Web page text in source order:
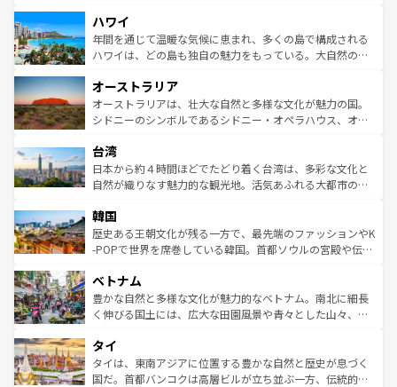
ば市内交通費無料で観光を楽しむこともできる。 なお、新
着のスイス情報はコンテンツ一覧 を参照してほしい。
のような巨大都市は、観光、ショッピング、エンターテイ
ンメントが詰まった刺激的なスポットだ。一方、アメリカ
西部には大自然が広がり、グランドキャニオンやイエロー
部のニューオーリンズでは、音楽と美食が融合した独特の
文化が魅力。旅行者はアメリカの各地域で異なる魅力を楽
しみながら、その多様性と豊かな歴史を感じることができ
ならではの贅沢な旅のスタイルだ。 なお、新着のアメリカ
情報はコンテンツ一覧を参照してほしい。
ハワイ
年間を通じて温暖な気候に恵まれ、多くの島で構成される
ハワイは、どの島も独自の魅力をもっている。大自然の神
ワイ島は見逃せない。また、定番の観光地といえばオアフ
島だが、静かな自然を求めるならマウイ島やカウアイ島が
おすすめ。エメラルドグリーンに輝く海をはじめ、豊かな
れるおもてなしの心で訪れる人々を迎えてくれるハワイの
人々、おいしいローカルフードやハワイアンミュージッ
ク、伝統的なフラダンスなど、すべてがハワイの魅力を彩
ワイを、存分に味わってほしい。 なお、新着のハワイ情報
はコンテンツ一覧を参照してほしい。
オーストラリア
オーストラリアは、壮大な自然と多様な文化が魅力の国。
シドニーのシンボルであるシドニー・オペラハウス、オー
リアリーフや大陸中央部にそびえるウルル（エアーズロッ
ク）、タスマニアの美しい原生林やケアンズの熱帯雨林な
ど、見どころがたくさん。また、カフェやワイン、オージ
いる。アクティビティも充実しており、サーフィンやダイ
ビング、ハイキングなど、アウトドア好きにはたまらな
い。オーストラリアの多彩な魅力を存分に味わいつくそ
参照してほしい。
台湾
日本から約４時間ほどでたどり着く台湾は、多彩な文化と
自然が織りなす魅力的な観光地。活気あふれる大都市の台
ン）、静ひつな山岳地帯である台湾東部など、都市の喧騒
と山間の静けさが共存しており、訪れる人に新しい発見と
驚きをもたらしてくれる。また、奥深い台湾の食文化も魅
容にもいいと評判のスイーツなど、バラエティ豊かな料理
が味わえる。 なお、新着の台湾情報は コンテンツ一覧を参
照してほしい。
韓国
歴史ある王朝文化が残る一方で、最先端のファッションやK
-POPで世界を席巻している韓国。首都ソウルの宮殿や伝統
き、地方に足を延ばせば四季折々の自然美を楽しむことが
できる。そして、キムチや焼肉、絶品のストリートフード
まで、さまざまな韓国料理が待っている。夜には、韓国な
リティに包まれながら、韓国の多彩な魅力を心ゆくまで味
わってみてほしい。 なお、新着の韓国情報はコンテンツ一
覧を参照してほしい。
ベトナム
豊かな自然と多様な文化が魅力的なベトナム。南北に細長
く伸びる国土には、広大な田園風景や青々とした山々、世
急速な発展と共に伝統が息づく。ハノイの古い町並みやホ
ーチミン市のフランス統治時代の建物も、独特の雰囲気を
醸し出している。また、バラエティの豊かさとおいしさで
タイ
タイは、東南アジアに位置する豊かな自然と歴史が息づく
国だ。首都バンコクは高層ビルが立ち並ぶ一方、伝統的な